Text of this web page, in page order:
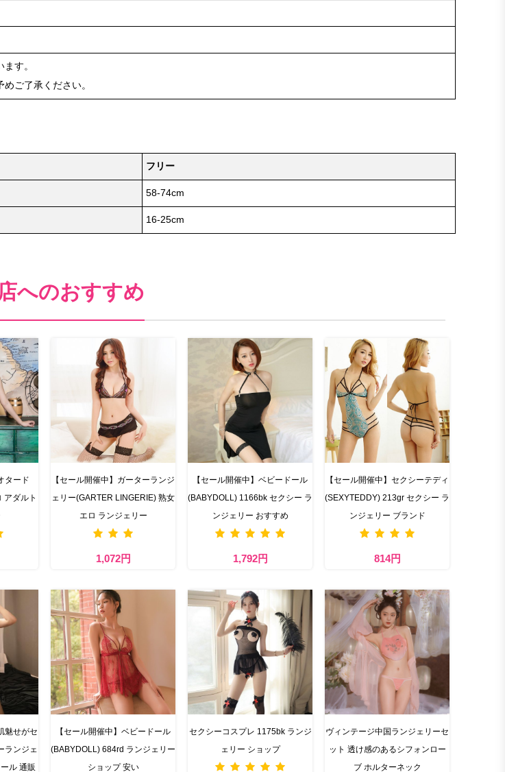
す。
ご了承ください。
フリー
58-74cm
16-25cm
へのおすすめ
タード
アダルト
【セール開催中】ガーターランジ
ェリー(GARTER LINGERIE) 熟女
エロ ランジェリー
1,072円
【セール開催中】ベビードール
(BABYDOLL) 1166bk セクシー ラ
ンジェリー おすすめ
1,792円
【セール開催中】セクシーテディ
(SEXYTEDDY) 213gr セクシー ラ
ンジェリー ブランド
814円
魅せがセ
ランジェ
ル 通販
【セール開催中】ベビードール
(BABYDOLL) 684rd ランジェリー
ショップ 安い
セクシーコスプレ 1175bk ランジ
ェリー ショップ
ヴィンテージ中国ランジェリーセ
ット 透け感のあるシフォンロー
ブ ホルターネック